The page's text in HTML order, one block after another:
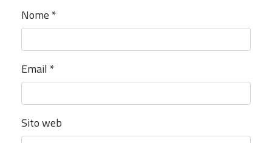
Nome *
Email *
Sito web